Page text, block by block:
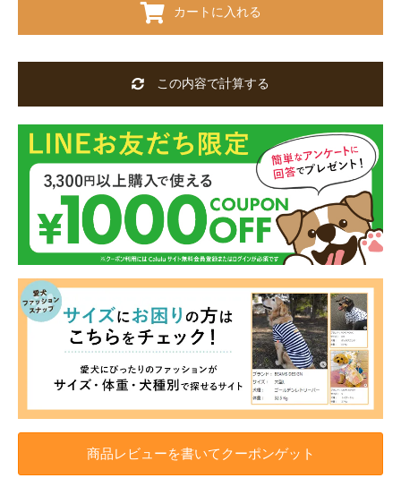
カートに入れる
この内容で計算する
商品レビューを書いてクーポンゲット